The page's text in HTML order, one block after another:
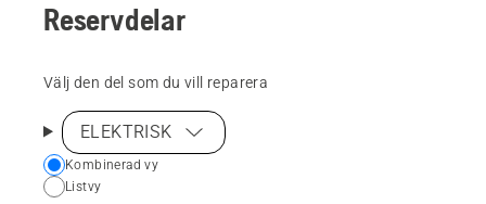
Reservdelar
Välj den del som du vill reparera
ELEKTRISK
Choose
your
Kombinerad vy
Listvy